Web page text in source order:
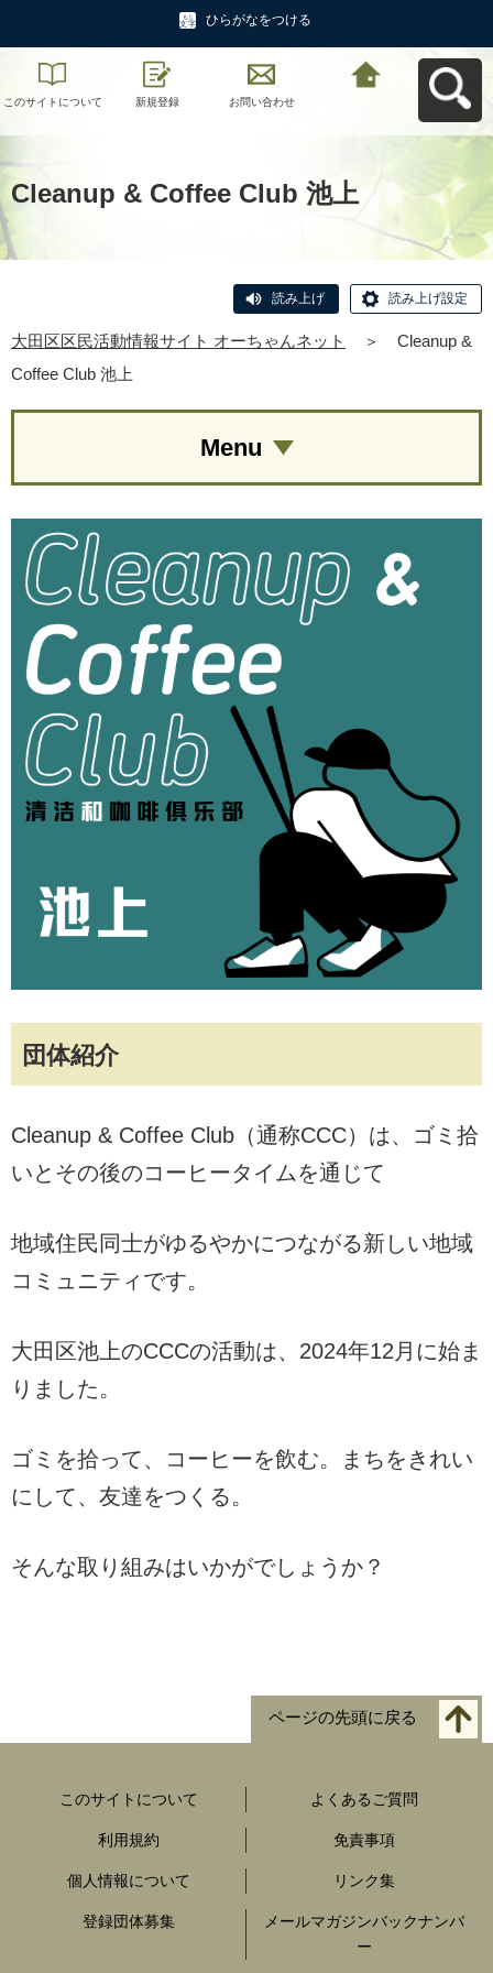
ひらがなをつける
このサイトについて 新規登録 お問い合わせ
Cleanup & Coffee Club 池上
読み上げ 読み上げ設定
大田区区民活動情報サイト オーちゃんネット ＞
Cleanup &
Coffee Club 池上
団体紹介
Cleanup & Coffee Club（通称CCC）は、ゴミ拾
いとその後のコーヒータイムを通じて
地域住民同士がゆるやかにつながる新しい地域
コミュニティです。
大田区池上のCCCの活動は、2024年12月に始ま
りました。
ゴミを拾って、コーヒーを飲む。まちをきれい
にして、友達をつくる。
そんな取り組みはいかがでしょうか？
Menu
ページの先頭に戻る
このサイトについて よくあるご質問
利用規約 免責事項
個人情報について リンク集
登録団体募集
メールマガジンバックナンバ
ー